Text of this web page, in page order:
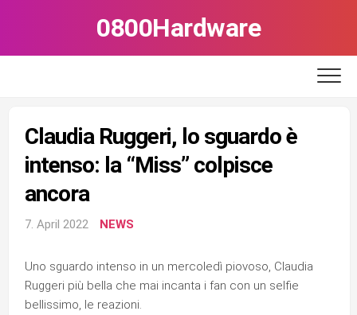
0800Hardware
Claudia Ruggeri, lo sguardo è
intenso: la “Miss” colpisce
ancora
7. April 2022 NEWS
Uno sguardo intenso in un mercoledì piovoso, Claudia
Ruggeri più bella che mai incanta i fan con un selfie
bellissimo, le reazioni.